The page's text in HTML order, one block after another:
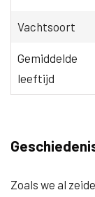
Vachtsoort
Gemiddelde
leeftijd
Zoals we al